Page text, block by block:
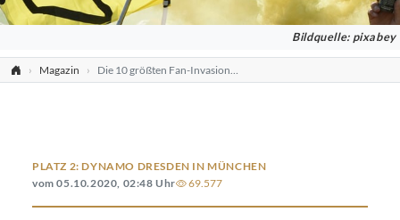
Bildquelle: pixabey
Magazin Die 10 größten Fan-Invasionen von Auswärtsfahrern
PLATZ 2: DYNAMO DRESDEN IN MÜNCHEN
vom 05.10.2020, 02:48 Uhr
69.577